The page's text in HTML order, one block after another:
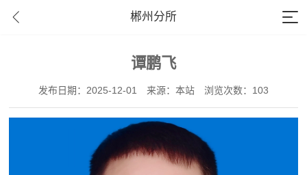
郴州分所
谭鹏飞
发布日期：2025-12-01 来源：本站 浏览次数：103